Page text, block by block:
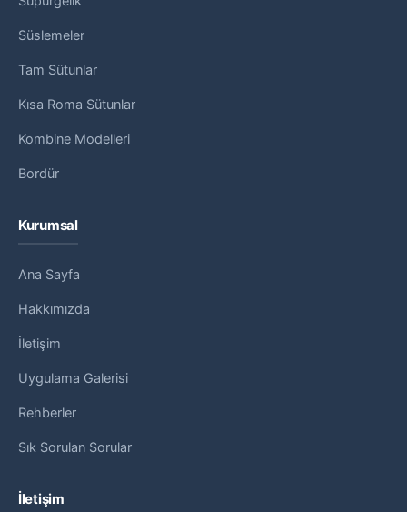
Süslemeler
Tam Sütunlar
Kısa Roma Sütunlar
Kombine Modelleri
Bordür
Kurumsal
Ana Sayfa
Hakkımızda
İletişim
Uygulama Galerisi
Rehberler
Sık Sorulan Sorular
İletişim